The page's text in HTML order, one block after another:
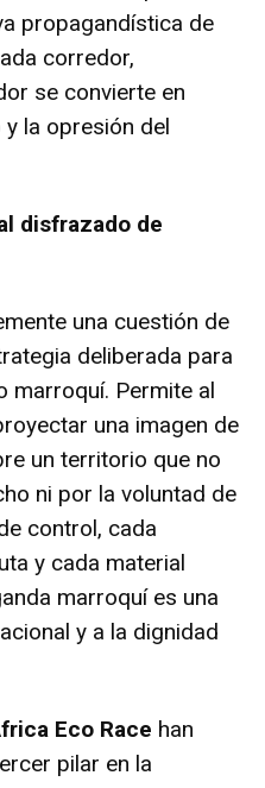
propagandística de
corredor,
se convierte en
la opresión del
disfrazado de
una cuestión de
deliberada para
marroquí. Permite al
una imagen de
un territorio que no
ni por la voluntad de
control, cada
y cada material
marroquí es una
y a la dignidad
Eco Race han
pilar en la